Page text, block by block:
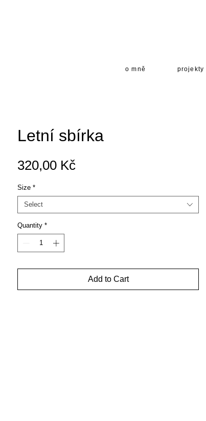
o mně projekty
Letní sbírka
320,00 KčPrice
Size *
Select
Quantity *
Add to Cart